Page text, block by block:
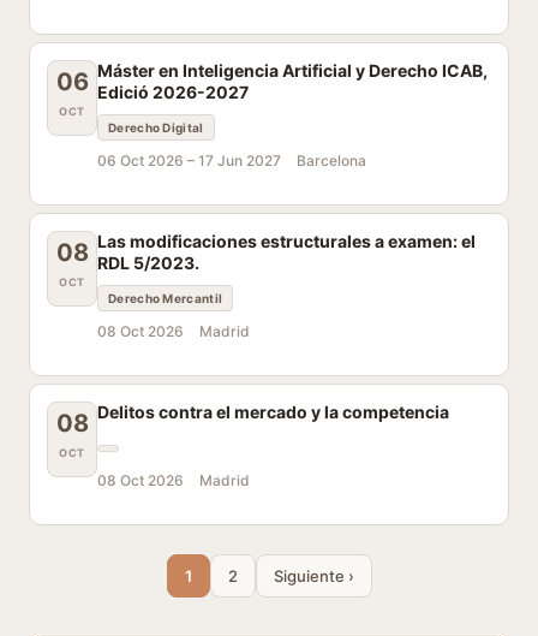
06
OCT
Máster en Inteligencia Artificial y Derecho ICAB,
Edició 2026-2027
Derecho Digital
06 Oct 2026 – 17 Jun 2027 Barcelona
08
OCT
Las modificaciones estructurales a examen: el
RDL 5/2023.
Derecho Mercantil
08 Oct 2026 Madrid
08
OCT
Delitos contra el mercado y la competencia
08 Oct 2026 Madrid
1 2 Siguiente ›